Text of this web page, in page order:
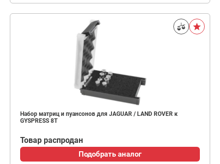
Набор матриц и пуансонов для JAGUAR / LAND ROVER к
GYSPRESS 8T
Товар распродан
Подобрать аналог